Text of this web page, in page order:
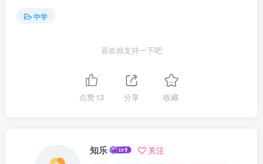
中学
喜欢就支持一下吧
点赞13 分享 收藏
知乐 关注